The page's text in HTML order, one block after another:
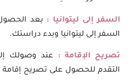
السفر إلى ليتوانيا : بعد
السفر إلى ليتوانيا وبدء دراستك.
تصريح الإقامة : عند وصولك
التقدم للحصول على تصريح